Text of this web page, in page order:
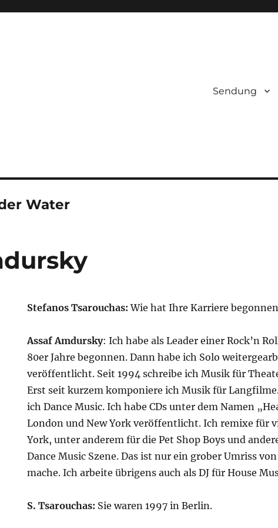
Sendung
Water
Stefanos Tsarouchas: Wie hat Ihre Karriere
Assaf Amdursky: Ich habe als Leader einer Rock’n
80er Jahre begonnen. Dann habe ich Solo
veröffentlicht. Seit 1994 schreibe ich Musik für
Erst seit kurzem komponiere ich Musik für
ich Dance Music. Ich habe CDs unter dem Namen
London und New York veröffentlicht. Ich remixe für
York, unter anderem für die Pet Shop Boys und
Dance Music Szene. Das ist nur ein grober Umriss
mache. Ich arbeite übrigens auch als DJ für House
S. Tsarouchas: Sie waren 1997 in Berlin.